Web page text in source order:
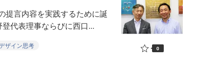
言内容を実践するために誕
代表理事ならびに西口...
ザイン思考 0